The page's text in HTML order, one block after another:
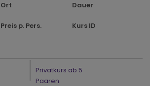
Ort Dauer
Preis p. Pers. Kurs ID
Privatkurs ab 5
Paaren